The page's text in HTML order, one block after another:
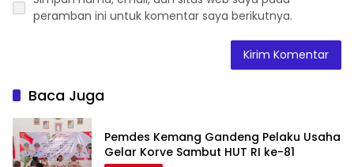
peramban ini untuk komentar saya berikutnya.
Baca Juga
Pemdes Kemang Gandeng Pelaku Usaha
Gelar Korve Sambut HUT RI ke-81